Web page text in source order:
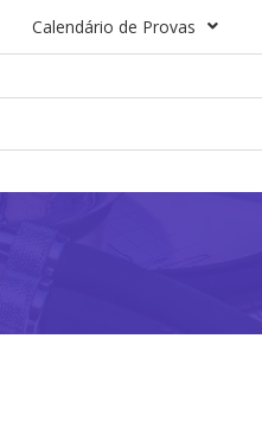
Calendário de Provas